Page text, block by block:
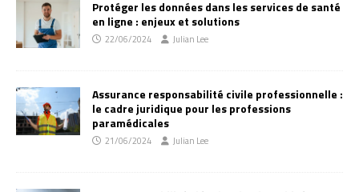
Protéger les données dans les services de santé
en ligne : enjeux et solutions
22/06/2024 Julian Lee
Assurance responsabilité civile professionnelle :
le cadre juridique pour les professions
paramédicales
21/06/2024 Julian Lee